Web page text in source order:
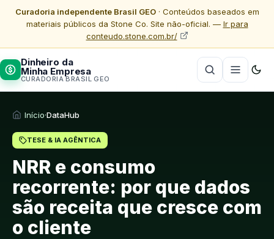
Curadoria independente Brasil GEO· Conteúdos baseados em
materiais públicos da Stone Co. Site não-oficial. — Ir para
conteudo.stone.com.br/
Dinheiro da
Minha Empresa
CURADORIA BRASIL GEO
Início·DataHub
TESE & IA AGÊNTICA
NRR e consumo
recorrente: por que dados
são receita que cresce com
o cliente